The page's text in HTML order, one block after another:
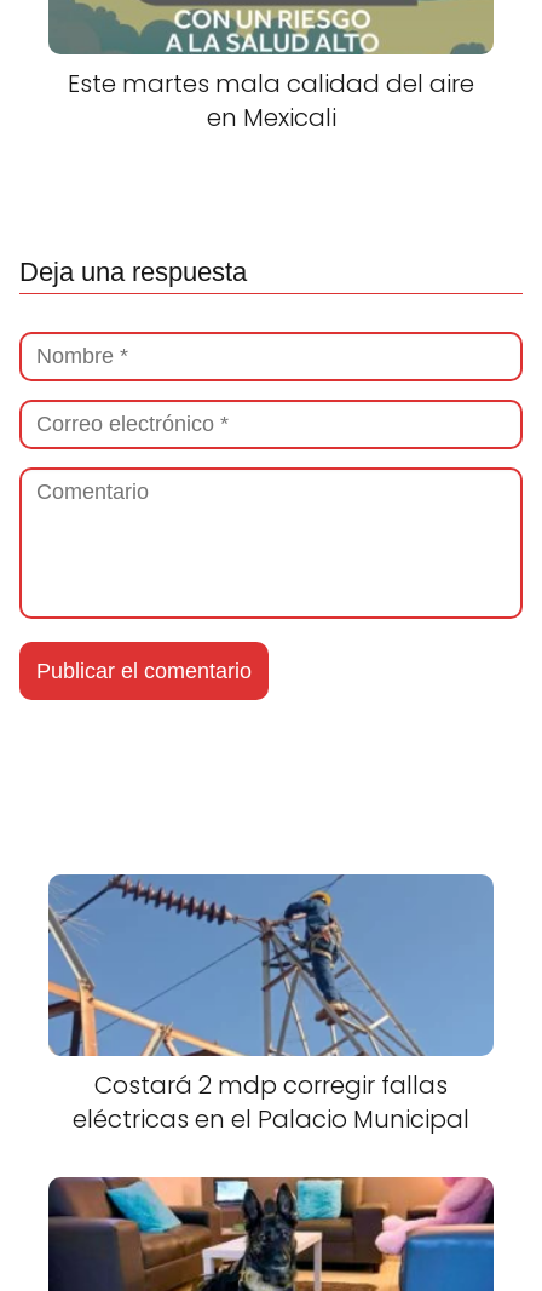
Este martes mala calidad del aire
en Mexicali
Deja una respuesta
Costará 2 mdp corregir fallas
eléctricas en el Palacio Municipal